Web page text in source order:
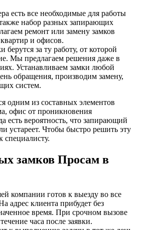
есть все необходимые для работы
набор разных запирающих
ремонт или замену замков
и офисов.
за ту работу, от которой
Мы предлагаем решения даже в
Устанавливаем замки любой
обращения, производим замену,
систем.
одним из составных элементов
офис от проникновения
есть вероятность, что запирающий
устареет. Чтобы быстро решить эту
специалисту.
замков Просам в
компании готов к выезду во все
адрес клиента прибудет без
время. При срочном вызове
часа после заявки.